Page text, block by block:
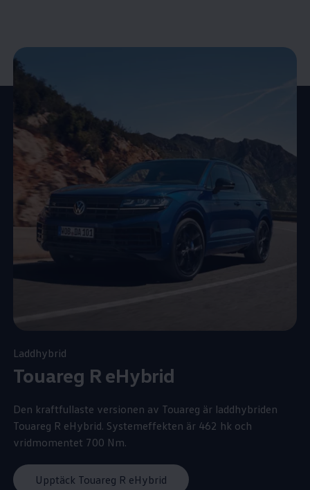
Laddhybrid
Touareg R eHybrid
Den kraftfullaste versionen av Touareg är laddhybriden
Touareg R eHybrid. Systemeffekten är 462 hk och
vridmomentet 700 Nm.
Upptäck Touareg R eHybrid